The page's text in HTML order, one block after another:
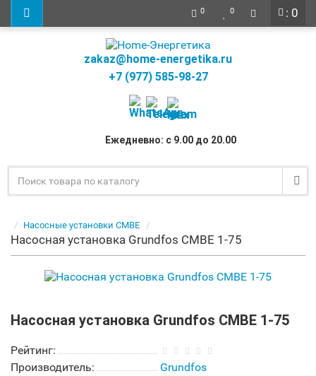
: 0
0 0
zakaz@home-energetika.ru
+7 (977) 585-98-27
Ежедневно: с 9.00 до 20.00
Насосные установки CMBE
Насосная установка Grundfos CMBE 1-75
Насосная установка Grundfos CMBE 1-75
Рейтинг:
Производитель:
Grundfos